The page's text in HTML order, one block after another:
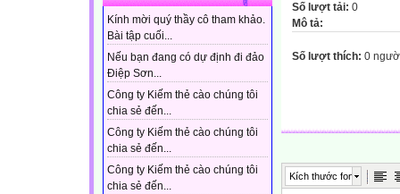
Kính mời quý thầy cô tham khảo.
Bài tập cuối...
Nếu bạn đang có dự định đi đảo
Điệp Sơn...
Công ty Kiếm thẻ cào chúng tôi
chia sẻ đến...
Công ty Kiếm thẻ cào chúng tôi
chia sẻ đến...
Công ty Kiếm thẻ cào chúng tôi
chia sẻ đến...
Số lượt tải: 0
Mô tả:
Số lượt thích: 0
Kích thước font